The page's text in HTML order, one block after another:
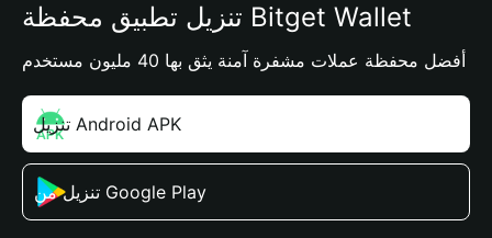
تنزيل تطبيق محفظة Bitget Wallet
أفضل محفظة عملات مشفرة آمنة يثق بها 40 مليون مستخدم
تنزيل Android APK
تنزيل من Google Play